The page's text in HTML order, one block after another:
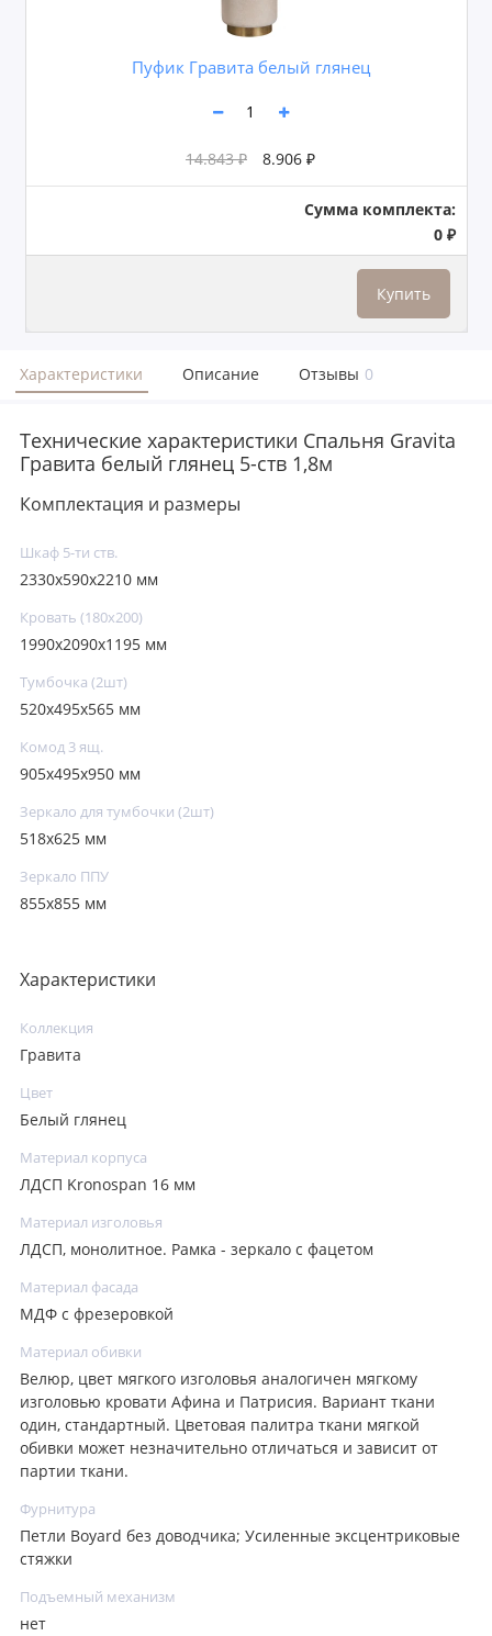
Пуфик Гравита белый глянец
14.843 ₽ 8.906 ₽
Сумма комплекта:
0 ₽
Купить
Характеристики Описание Отзывы 0
Технические характеристики Спальня Gravita
Гравита белый глянец 5-ств 1,8м
Комплектация и размеры
Шкаф 5-ти ств.
2330x590x2210 мм
Кровать (180х200)
1990x2090x1195 мм
Тумбочка (2шт)
520x495x565 мм
Комод 3 ящ.
905х495х950 мм
Зеркало для тумбочки (2шт)
518x625 мм
Зеркало ППУ
855x855 мм
Характеристики
Коллекция
Гравита
Цвет
Белый глянец
Материал корпуса
ЛДСП Kronospan 16 мм
Материал изголовья
ЛДСП, монолитное. Рамка - зеркало с фацетом
Материал фасада
МДФ с фрезеровкой
Материал обивки
Велюр, цвет мягкого изголовья аналогичен мягкому
изголовью кровати Афина и Патрисия. Вариант ткани
один, стандартный. Цветовая палитра ткани мягкой
обивки может незначительно отличаться и зависит от
партии ткани.
Фурнитура
Петли Boyard без доводчика; Усиленные эксцентриковые
стяжки
Подъемный механизм
нет